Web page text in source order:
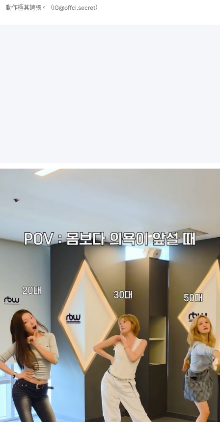
動作極其誇張。（IG@offcl.secret）